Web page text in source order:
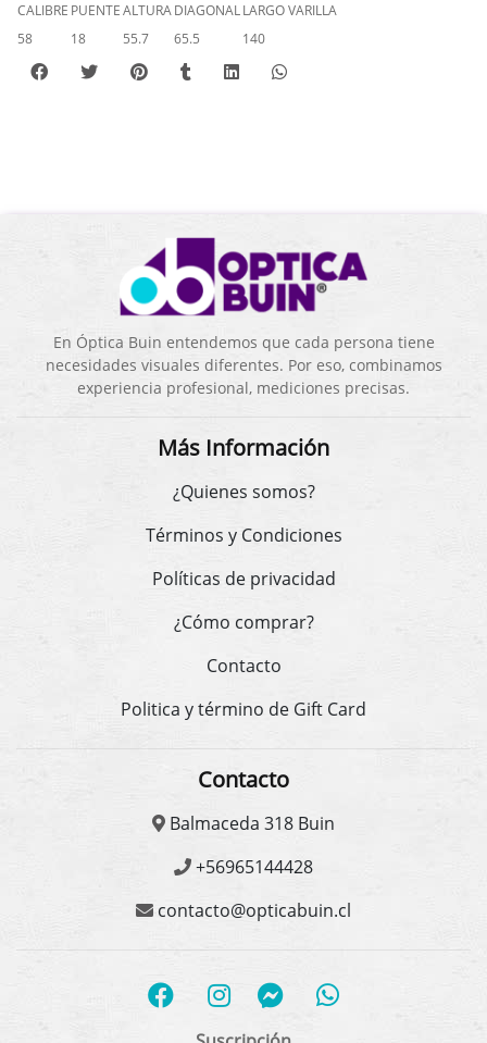
CALIBRE PUENTEALTURADIAGONALLARGO VARILLA
58
18 55.7 65.5 140
En Óptica Buin entendemos que cada persona tiene
necesidades visuales diferentes. Por eso, combinamos
experiencia profesional, mediciones precisas.
Más Información
¿Quienes somos?
Términos y Condiciones
Políticas de privacidad
¿Cómo comprar?
Contacto
Politica y término de Gift Card
Contacto
Balmaceda 318 Buin
+56965144428
contacto@opticabuin.cl